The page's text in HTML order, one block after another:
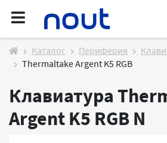
Каталог Периферия
Thermaltake Argent K5 RGB
Клавиатура
Argent K5 RGB N